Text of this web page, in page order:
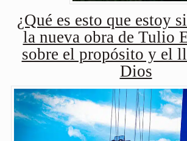
¿Qué es esto que estoy
la nueva obra de Tulio
sobre el propósito y el
Dios